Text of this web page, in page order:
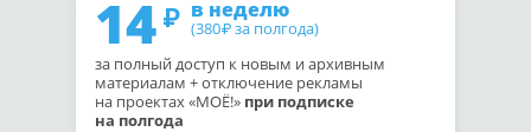
14 в неделю
(380₽ за полгода)
за полный доступ к новым и архивным
материалам + отключение рекламы
на проектах «МОЁ!» при подписке
на полгода